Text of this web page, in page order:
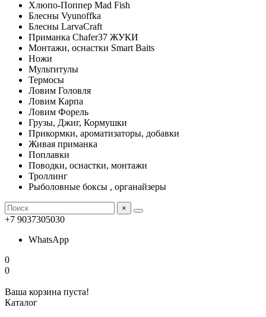
Хлюпо-Поппер Mad Fish
Блесны Vyunoffka
Блесны LarvaCraft
Приманка Chafer37 ЖУКИ
Монтажи, оснастки Smart Baits
Ножи
Мультитулы
Термосы
Ловим Головля
Ловим Карпа
Ловим Форель
Грузы, Джиг, Кормушки
Прикормки, ароматизаторы, добавки
Живая приманка
Поплавки
Поводки, оснастки, монтажи
Троллинг
Рыболовные боксы , органайзеры
×
+7 9037305030
WhatsApp
0
0
Ваша корзина пуста!
Каталог